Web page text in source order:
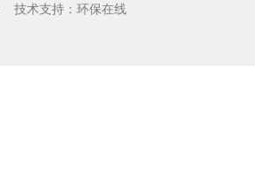
技术支持： 环保在线